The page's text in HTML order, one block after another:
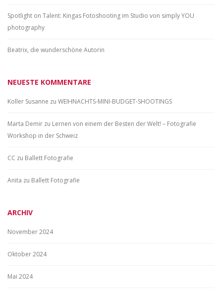
Spotlight on Talent: Kingas Fotoshooting im Studio von simply YOU
photography
Beatrix, die wunderschöne Autorin
NEUESTE KOMMENTARE
Koller Susanne zu WEIHNACHTS-MINI-BUDGET-SHOOTINGS
Marta Demir zu Lernen von einem der Besten der Welt! – Fotografie
Workshop in der Schweiz
CC zu Ballett Fotografie
Anita zu Ballett Fotografie
ARCHIV
November 2024
Oktober 2024
Mai 2024